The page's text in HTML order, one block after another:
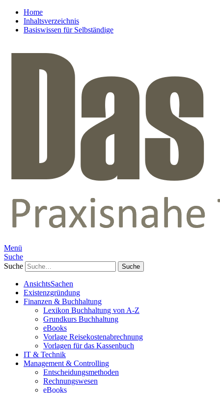
Home
Inhaltsverzeichnis
Basiswissen für Selbständige
Menü
Suche
Suche
AnsichtsSachen
Existenzgründung
Finanzen & Buchhaltung
Lexikon Buchhaltung von A-Z
Grundkurs Buchhaltung
eBooks
Vorlage Reisekostenabrechnung
Vorlagen für das Kassenbuch
IT & Technik
Management & Controlling
Entscheidungsmethoden
Rechnungswesen
eBooks